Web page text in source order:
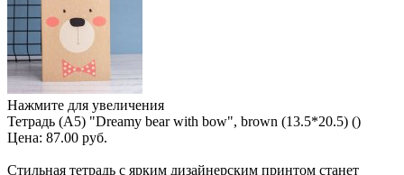
Нажмите для увеличения
Тетрадь (A5) "Dreamy bear with bow", brown (13.5*20.5) ()
Цена: 87.00 руб.
Стильная тетрадь с ярким дизайнерским принтом станет